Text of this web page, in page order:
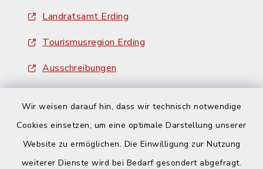
Wir weisen darauf hin, dass wir technisch notwendige
Cookies einsetzen, um eine optimale Darstellung unserer
Website zu ermöglichen. Die Einwilligung zur Nutzung
weiterer Dienste wird bei Bedarf gesondert abgefragt.
Landratsamt Erding
Tourismusregion Erding
Ausschreibungen